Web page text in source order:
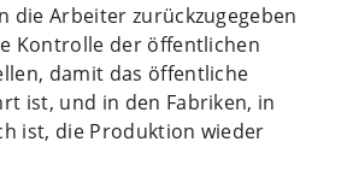
die Arbeiter zurückzugegeben
Kontrolle der öffentlichen
damit das öffentliche
ist, und in den Fabriken, in
ist, die Produktion wieder